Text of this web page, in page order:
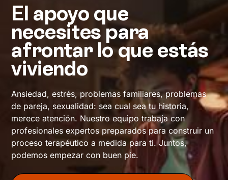
El apoyo que
necesites para
afrontar lo que estás
viviendo
Ansiedad, estrés, problemas familiares, problemas
de pareja, sexualidad: sea cual sea tu historia,
merece atención. Nuestro equipo trabaja con
profesionales expertos preparados para construir un
proceso terapéutico a medida para ti. Juntos,
podemos empezar con buen pie.